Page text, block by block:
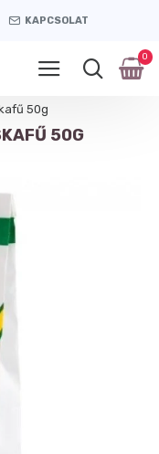
KAPCSOLAT
0
50g
50G